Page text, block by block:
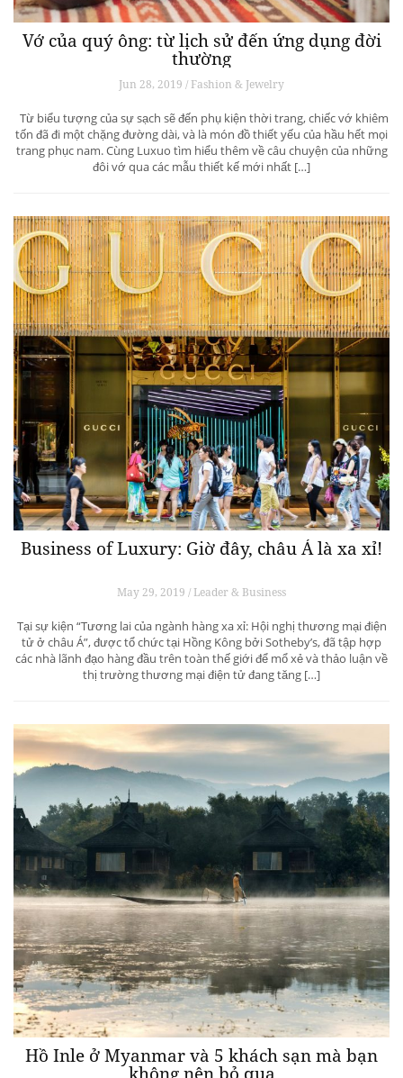
Vớ của quý ông: từ lịch sử đến ứng dụng đời
thường
Jun 28, 2019 / Fashion & Jewelry
Từ biểu tượng của sự sạch sẽ đến phụ kiện thời trang, chiếc vớ khiêm
tốn đã đi một chặng đường dài, và là món đồ thiết yếu của hầu hết mọi
trang phục nam. Cùng Luxuo tìm hiểu thêm về câu chuyện của những
đôi vớ qua các mẫu thiết kế mới nhất […]
Business of Luxury: Giờ đây, châu Á là xa xỉ!
May 29, 2019 / Leader & Business
Tại sự kiện “Tương lai của ngành hàng xa xỉ: Hội nghị thương mại điện
tử ở châu Á”, được tổ chức tại Hồng Kông bởi Sotheby’s, đã tập hợp
các nhà lãnh đạo hàng đầu trên toàn thế giới để mổ xẻ và thảo luận về
thị trường thương mại điện tử đang tăng […]
Hồ Inle ở Myanmar và 5 khách sạn mà bạn